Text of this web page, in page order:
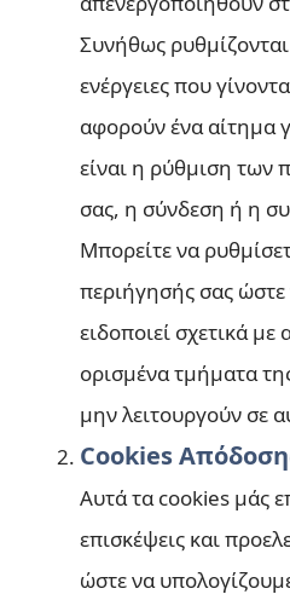
Συνήθως
ενέργειες που
αφορούν ένα αίτημα
είναι η ρύθμιση των
σας, η σύνδεση ή η
Μπορείτε να
περιήγησής σας ώστε
ειδοποιεί σχετικά
ορισμένα τμήματα
μην λειτουργούν σε
Cookies
Αυτά τα cookies μάς
επισκέψεις και
ώστε να